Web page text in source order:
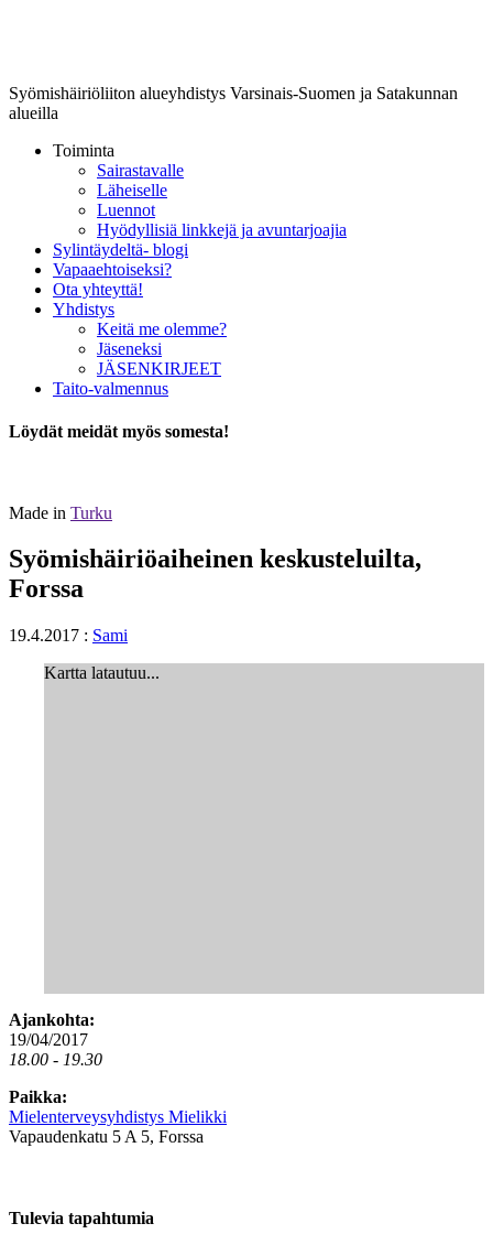
Syömishäiriöliiton alueyhdistys Varsinais-Suomen ja Satakunnan
alueilla
Toiminta
Sairastavalle
Läheiselle
Luennot
Hyödyllisiä linkkejä ja avuntarjoajia
Sylintäydeltä- blogi
Vapaaehtoiseksi?
Ota yhteyttä!
Yhdistys
Keitä me olemme?
Jäseneksi
JÄSENKIRJEET
Taito-valmennus
Löydät meidät myös somesta!
Made in Turku
Syömishäiriöaiheinen keskusteluilta,
Forssa
19.4.2017 : Sami
Kartta latautuu...
Ajankohta:
19/04/2017
18.00 - 19.30
Paikka:
Mielenterveysyhdistys Mielikki
Vapaudenkatu 5 A 5, Forssa
Tulevia tapahtumia